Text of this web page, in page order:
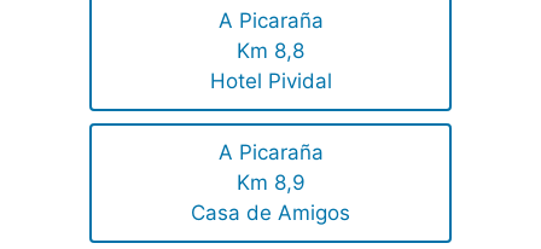
A Picaraña
Km 8,8
Hotel Pividal
A Picaraña
Km 8,9
Casa de Amigos